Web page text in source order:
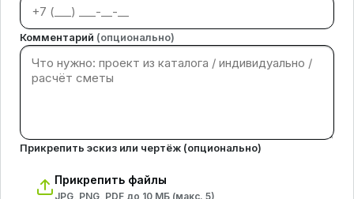
Комментарий (опционально)
Прикрепить эскиз или чертёж (опционально)
Прикрепить файлы
JPG, PNG, PDF до 10 МБ (макс. 5)